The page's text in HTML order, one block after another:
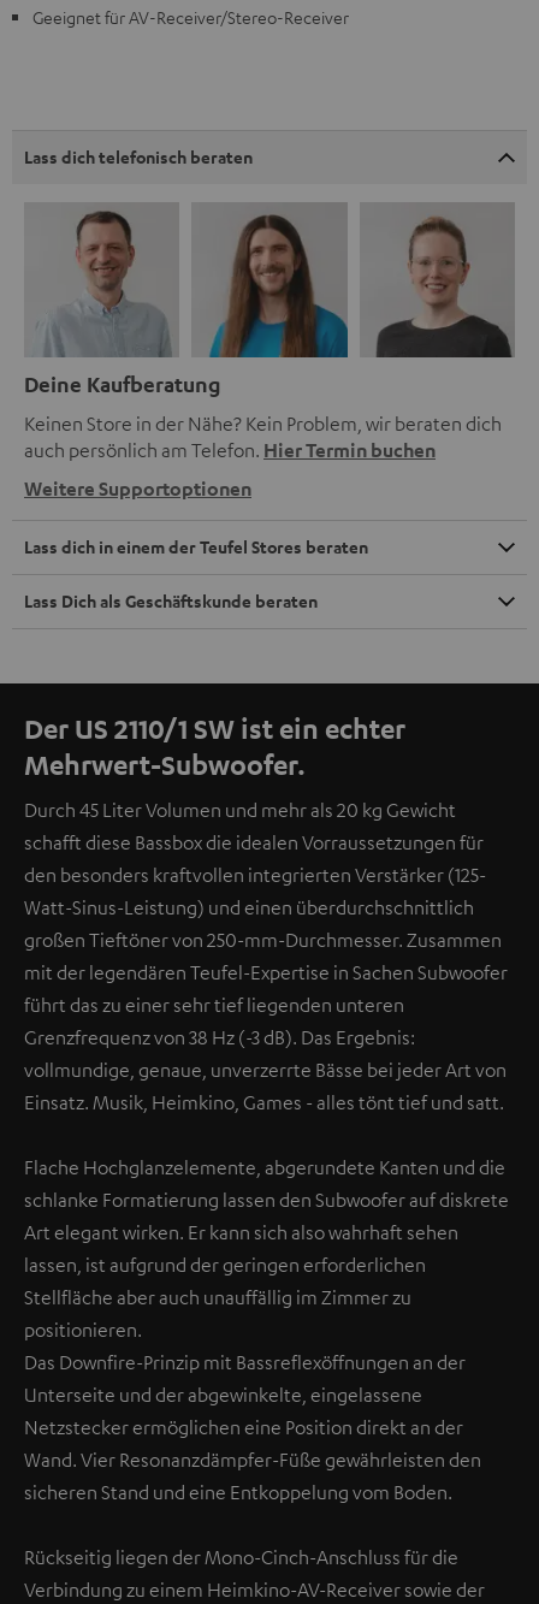
Geeignet für AV-Receiver/Stereo-Receiver
Lass dich telefonisch beraten
Deine Kaufberatung
Keinen Store in der Nähe? Kein Problem, wir beraten dich
auch persönlich am Telefon. Hier Termin buchen
Weitere Supportoptionen
Lass dich in einem der Teufel Stores beraten
Lass Dich als Geschäftskunde beraten
Der US 2110/1 SW ist ein echter
Mehrwert-Subwoofer.
Durch 45 Liter Volumen und mehr als 20 kg Gewicht
schafft diese Bassbox die idealen Vorraussetzungen für
den besonders kraftvollen integrierten Verstärker (125-
Watt-Sinus-Leistung) und einen überdurchschnittlich
großen Tieftöner von 250-mm-Durchmesser. Zusammen
mit der legendären Teufel-Expertise in Sachen Subwoofer
führt das zu einer sehr tief liegenden unteren
Grenzfrequenz von 38 Hz (-3 dB). Das Ergebnis:
vollmundige, genaue, unverzerrte Bässe bei jeder Art von
Einsatz. Musik, Heimkino, Games - alles tönt tief und satt.
Flache Hochglanzelemente, abgerundete Kanten und die
schlanke Formatierung lassen den Subwoofer auf diskrete
Art elegant wirken. Er kann sich also wahrhaft sehen
lassen, ist aufgrund der geringen erforderlichen
Stellfläche aber auch unauffällig im Zimmer zu
positionieren.
Das Downfire-Prinzip mit Bassreflexöffnungen an der
Unterseite und der abgewinkelte, eingelassene
Netzstecker ermöglichen eine Position direkt an der
Wand. Vier Resonanzdämpfer-Füße gewährleisten den
sicheren Stand und eine Entkoppelung vom Boden.
Rückseitig liegen der Mono-Cinch-Anschluss für die
Verbindung zu einem Heimkino-AV-Receiver sowie der